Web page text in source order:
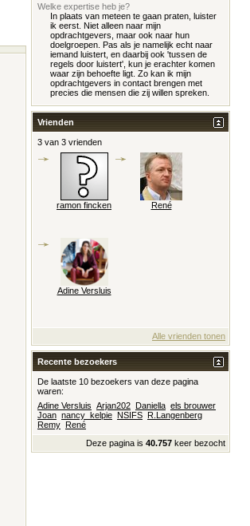
Welke expertise heb je?
In plaats van meteen te gaan praten, luister
ik eerst. Niet alleen naar mijn
opdrachtgevers, maar ook naar hun
doelgroepen. Pas als je namelijk echt naar
iemand luistert, en daarbij ook 'tussen de
regels door luistert', kun je erachter komen
waar zijn behoefte ligt. Zo kan ik mijn
opdrachtgevers in contact brengen met
precies die mensen die zij willen spreken.
Vrienden
3 van 3 vrienden
ramon fincken René
Adine Versluis
Alle vrienden tonen
Recente bezoekers
De laatste 10 bezoekers van deze pagina
waren:
Adine Versluis Arjan202 Daniella els brouwer
Joan nancy_kelpie NSIFS R.Langenberg
Remy René
Deze pagina is 40.757 keer bezocht